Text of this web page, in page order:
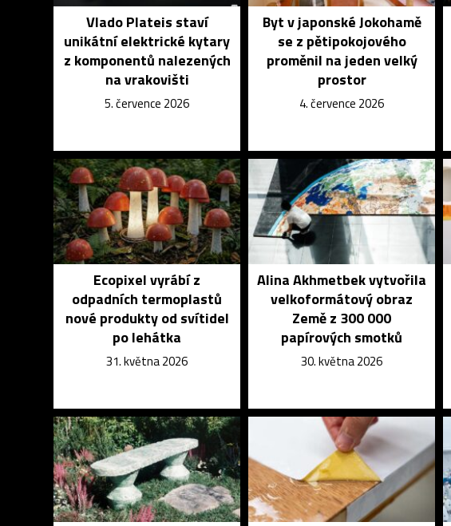
Vlado Plateis staví
unikátní elektrické kytary
z komponentů nalezených
na vrakovišti
5. července 2026
Byt v japonské Jokohamě
se z pětipokojového
proměnil na jeden velký
prostor
4. července 2026
Ecopixel vyrábí z
odpadních termoplastů
nové produkty od svítidel
po lehátka
31. května 2026
Alina Akhmetbek vytvořila
velkoformátový obraz
Země z 300 000
papírových smotků
30. května 2026